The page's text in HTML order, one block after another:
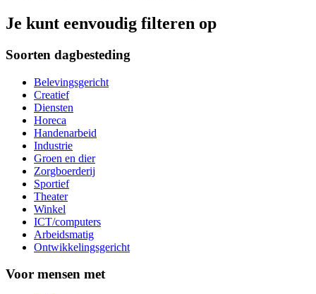
Je kunt eenvoudig filteren op
Soorten dagbesteding
Belevingsgericht
Creatief
Diensten
Horeca
Handenarbeid
Industrie
Groen en dier
Zorgboerderij
Sportief
Theater
Winkel
ICT/computers
Arbeidsmatig
Ontwikkelingsgericht
Voor mensen met